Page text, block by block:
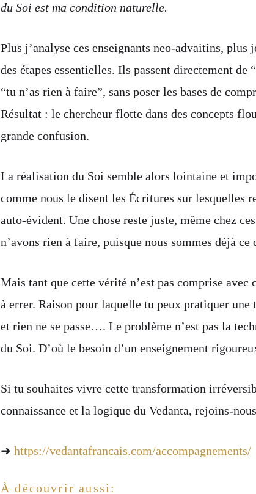
du Soi est ma condition naturelle.
Plus j’analyse ces enseignants neo-advaitins, plus
des étapes essentielles. Ils passent directement de
“tu n’as rien à faire”, sans poser les bases de
Résultat : le chercheur flotte dans des concepts
grande confusion.
La réalisation du Soi semble alors lointaine et
comme nous le disent les Écritures sur lesquelles
auto-évident. Une chose reste juste, même chez
n’avons rien à faire, puisque nous sommes déjà ce
Mais tant que cette vérité n’est pas comprise
à errer. Raison pour laquelle tu peux pratiquer une
et rien ne se passe…. Le problème n’est pas la
du Soi. D’où le besoin d’un enseignement
Si tu souhaites vivre cette transformation
connaissance et la logique du Vedanta, rejoins-
➜ https://vedantafrancais.com/accompagnements/
À découvrir aussi: